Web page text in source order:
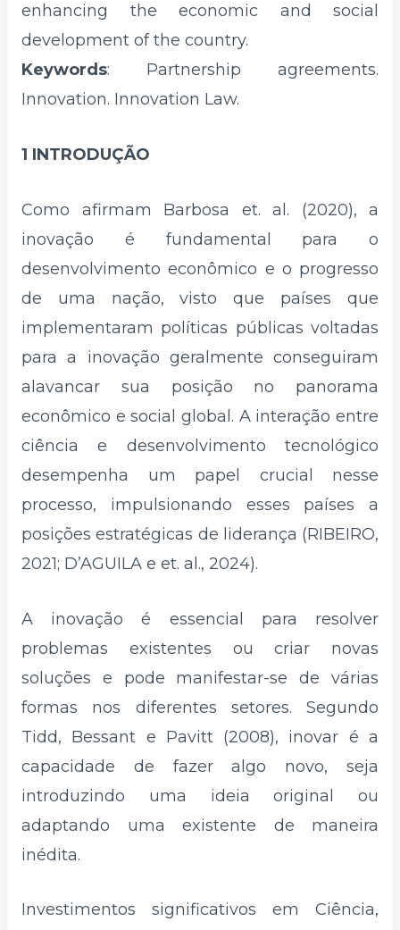
enhancing the economic and social
development of the country.
Keywords: Partnership agreements.
Innovation. Innovation Law.
1 INTRODUÇÃO
Como afirmam Barbosa et. al. (2020), a
inovação é fundamental para o
desenvolvimento econômico e o progresso
de uma nação, visto que países que
implementaram políticas públicas voltadas
para a inovação geralmente conseguiram
alavancar sua posição no panorama
econômico e social global. A interação entre
ciência e desenvolvimento tecnológico
desempenha um papel crucial nesse
processo, impulsionando esses países a
posições estratégicas de liderança (RIBEIRO,
2021; D’AGUILA e et. al., 2024).
A inovação é essencial para resolver
problemas existentes ou criar novas
soluções e pode manifestar-se de várias
formas nos diferentes setores. Segundo
Tidd, Bessant e Pavitt (2008), inovar é a
capacidade de fazer algo novo, seja
introduzindo uma ideia original ou
adaptando uma existente de maneira
inédita.
Investimentos significativos em Ciência,